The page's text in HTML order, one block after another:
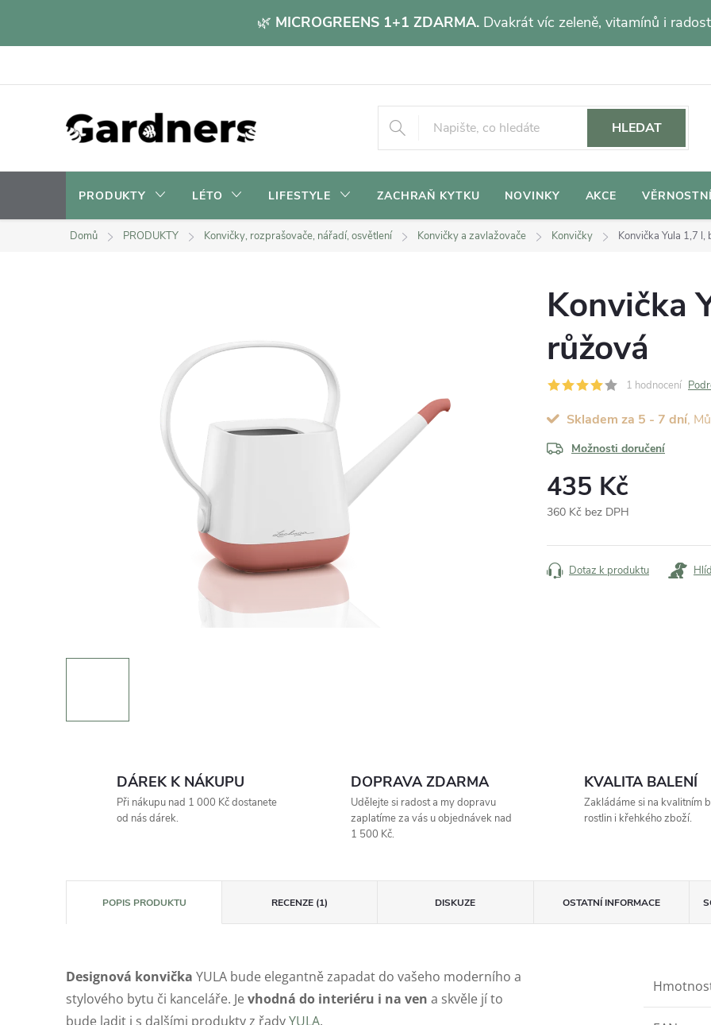
🌿 MICROGREENS 1+1 ZDARMA. Dvakrát víc zeleně, vitamínů i
HLEDAT
PRODUKTY LÉTO LIFESTYLE ZACHRAŇ KYTKU NOVINKY AKCE
Domů PRODUKTY Konvičky, rozprašovače, nářadí, osvětlení Konvičky a zavlažovače Konvičky Konvička Yula 1,7 l,
Konvička
růžová
1 hodnocení
Skladem za 5 - 7 dní
Možnosti doručení
435 Kč
360 Kč bez DPH
cena:
Dotaz k produktu
DÁREK K NÁKUPU
Při nákupu nad 1 000 Kč dostanete
od nás dárek.
DOPRAVA ZDARMA
Udělejte si radost a my dopravu
zaplatíme za vás u objednávek nad
1 500 Kč.
KVALITA BALENÍ
Zakládáme si na kvalitním
rostlin i křehkého zboží.
POPIS PRODUKTU RECENZE (1) DISKUZE OSTATNÍ INFORMACE
Designová konvička YULA bude elegantně zapadat do vašeho moderního a
stylového bytu či kanceláře. Jevhodná do interiéru i na ven a skvěle jí to
bude ladit i s dalšími produkty z řadyYULA.